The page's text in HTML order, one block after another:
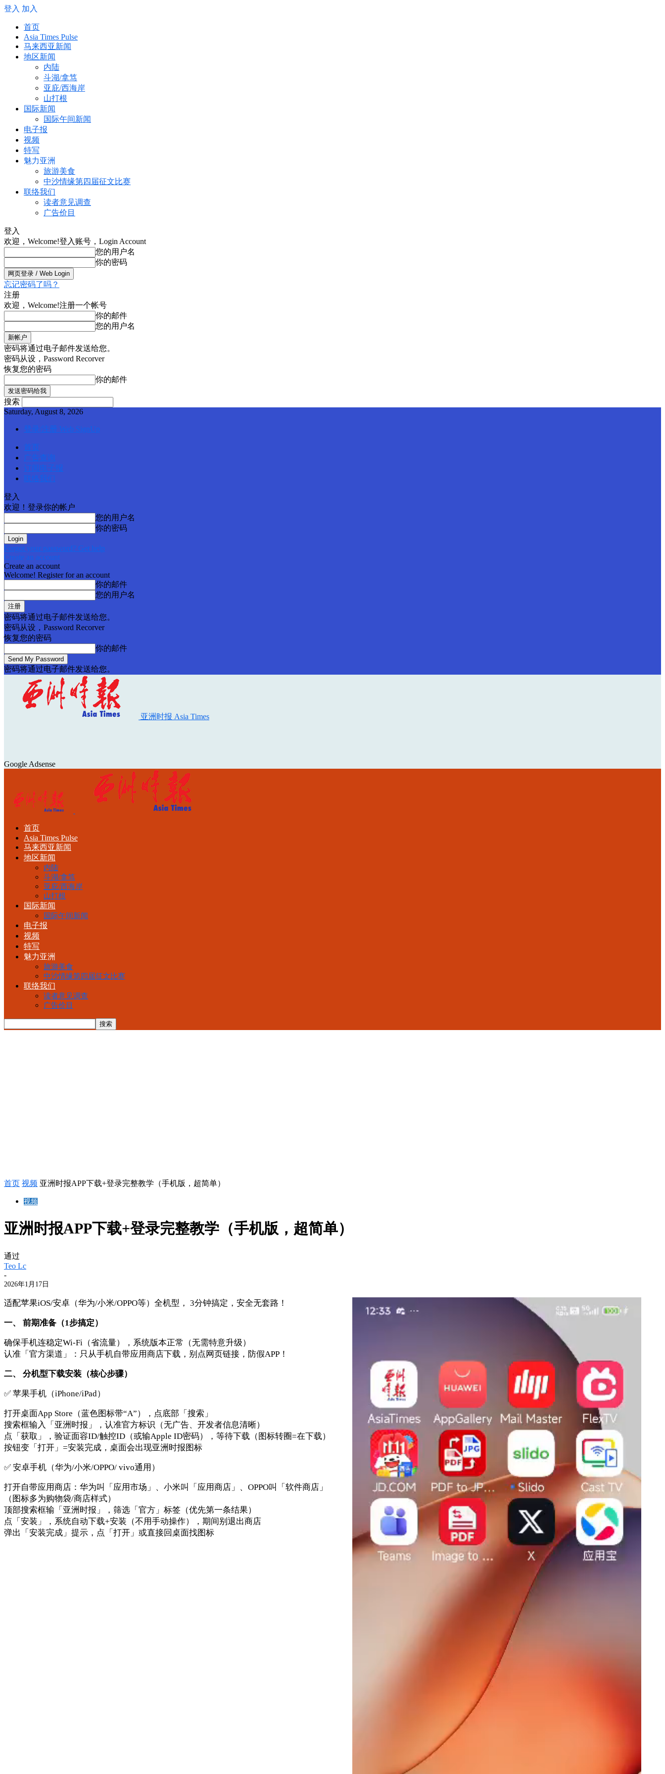
登入 加入
首页
Asia Times Pulse
马来西亚新闻
地区新闻
内陆
斗湖/拿笃
亚庇/西海岸
山打根
国际新闻
国际午间新闻
电子报
视频
特写
魅力亚洲
旅游美食
中沙情缘第四届征文比赛
联络我们
读者意见调查
广告价目
登入
欢迎，Welcome!登入账号，Login Account
您的用户名
你的密码
忘记密码了吗？
注册
欢迎，Welcome!注册一个帐号
你的邮件
您的用户名
密码将通过电子邮件发送给您。
密码从设，Password Recorver
恢复您的密码
你的邮件
搜索
Saturday, August 8, 2026
登录/注册 Web SignUp
首页
广告查询
订阅电子报
联络我们
登入
欢迎！登录你的帐户
您的用户名
你的密码
Forgot your password? Get help
Create an account
Create an account
Welcome! Register for an account
你的邮件
您的用户名
密码将通过电子邮件发送给您。
密码从设，Password Recorver
恢复您的密码
你的邮件
密码将通过电子邮件发送给您。
亚洲时报 Asia Times
Google Adsense
首页
Asia Times Pulse
马来西亚新闻
地区新闻
内陆
斗湖/拿笃
亚庇/西海岸
山打根
国际新闻
国际午间新闻
电子报
视频
特写
魅力亚洲
旅游美食
中沙情缘第四届征文比赛
联络我们
读者意见调查
广告价目
首页 视频 亚洲时报APP下载+登录完整教学（手机版，超简单）
视频
亚洲时报APP下载+登录完整教学（手机版，超简单）
通过
Teo Lc
-
2026年1月17日
适配苹果iOS/安卓（华为/小米/OPPO等）全机型， 3分钟搞定，安全无套路！
一、 前期准备（1步搞定）
确保手机连稳定Wi-Fi（省流量），系统版本正常（无需特意升级）
认准「官方渠道」：只从手机自带应用商店下载，别点网页链接，防假APP！
二、 分机型下载安装（核心步骤）
✅ 苹果手机（iPhone/iPad）
打开桌面App Store（蓝色图标带“A”），点底部「搜索」
搜索框输入「亚洲时报」，认准官方标识（无广告、开发者信息清晰）
点「获取」，验证面容ID/触控ID（或输Apple ID密码），等待下载（图标转圈=在下载）
按钮变「打开」=安装完成，桌面会出现亚洲时报图标
✅ 安卓手机（华为/小米/OPPO/ vivo通用）
打开自带应用商店：华为叫「应用市场」、小米叫「应用商店」、OPPO叫「软件商店」
（图标多为购物袋/商店样式）
顶部搜索框输「亚洲时报」，筛选「官方」标签（优先第一条结果）
点「安装」，系统自动下载+安装（不用手动操作），期间别退出商店
弹出「安装完成」提示，点「打开」或直接回桌面找图标